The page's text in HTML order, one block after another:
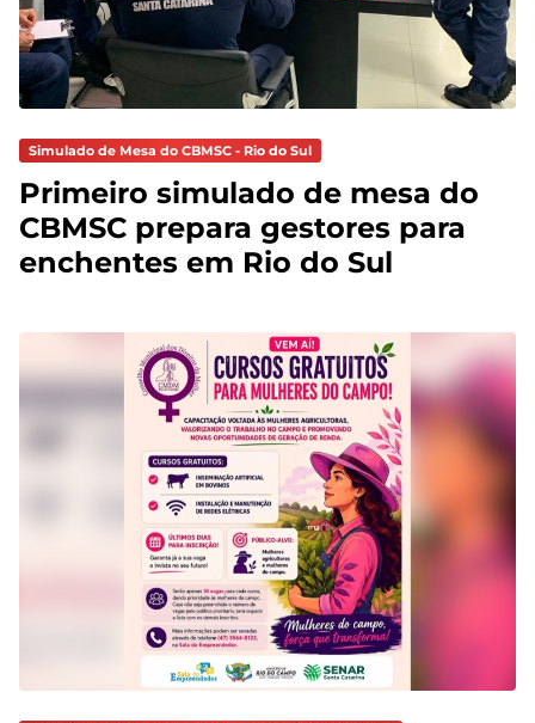
Simulado de Mesa do CBMSC - Rio do Sul
Primeiro simulado de mesa do
CBMSC prepara gestores para
enchentes em Rio do Sul